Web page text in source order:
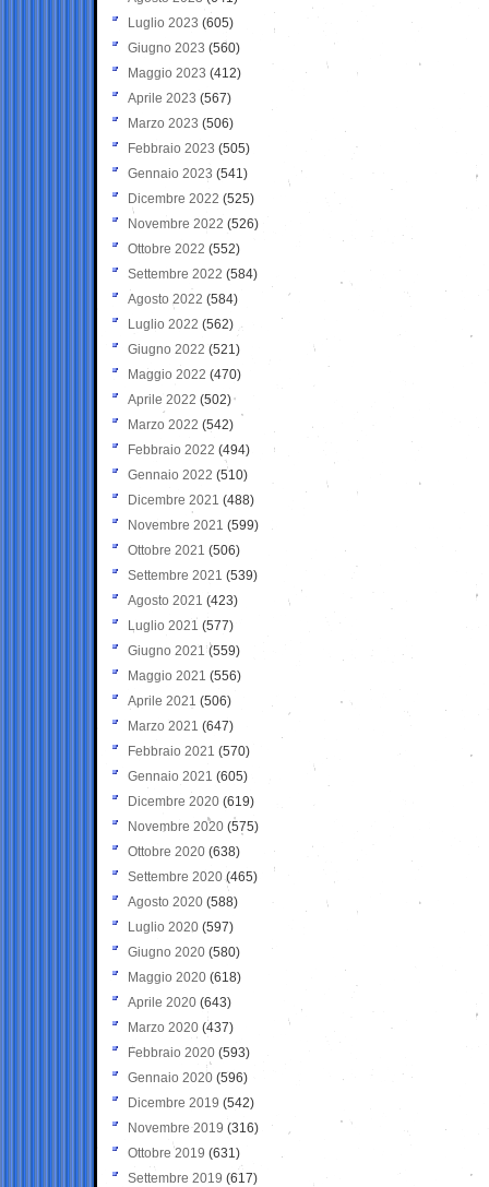
Luglio 2023 (605)
Giugno 2023 (560)
Maggio 2023 (412)
Aprile 2023 (567)
Marzo 2023 (506)
Febbraio 2023 (505)
Gennaio 2023 (541)
Dicembre 2022 (525)
Novembre 2022 (526)
Ottobre 2022 (552)
Settembre 2022 (584)
Agosto 2022 (584)
Luglio 2022 (562)
Giugno 2022 (521)
Maggio 2022 (470)
Aprile 2022 (502)
Marzo 2022 (542)
Febbraio 2022 (494)
Gennaio 2022 (510)
Dicembre 2021 (488)
Novembre 2021 (599)
Ottobre 2021 (506)
Settembre 2021 (539)
Agosto 2021 (423)
Luglio 2021 (577)
Giugno 2021(559)
Maggio 2021 (556)
Aprile 2021 (506)
Marzo 2021 (647)
Febbraio 2021 (570)
Gennaio 2021 (605)
Dicembre 2020 (619)
Novembre 2020 (575)
Ottobre 2020 (638)
Settembre 2020(465)
Agosto 2020 (588)
Luglio 2020 (597)
Giugno 2020 (580)
Maggio 2020 (618)
Aprile 2020 (643)
Marzo 2020 (437)
Febbraio 2020 (593)
Gennaio 2020 (596)
Dicembre 2019 (542)
Novembre 2019 (316)
Ottobre 2019 (631)
Settembre 2019 (617)